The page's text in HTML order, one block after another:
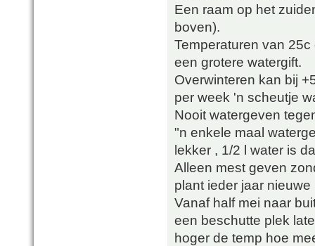
Een raam op het
boven).
Temperaturen van
een grotere watergift.
Overwinteren kan bij
per week 'n scheutje
Nooit watergeven
"n enkele maal
lekker , 1/2 l water is
Alleen mest geven
plant ieder jaar
Vanaf half mei naar
een beschutte plek
hoger de temp hoe